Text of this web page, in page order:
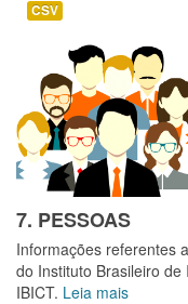
CSV
7. PESSOAS
Informações referentes
do Instituto Brasileiro
IBICT. Leia mais